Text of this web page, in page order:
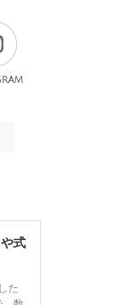
式
た